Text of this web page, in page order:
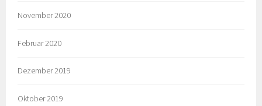
November 2020
Februar 2020
Dezember 2019
Oktober 2019